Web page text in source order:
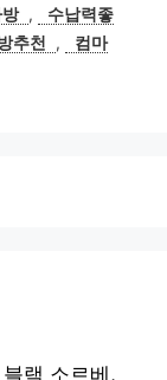
,
수납력좋
추천 ,
컴마
랙 소르베,